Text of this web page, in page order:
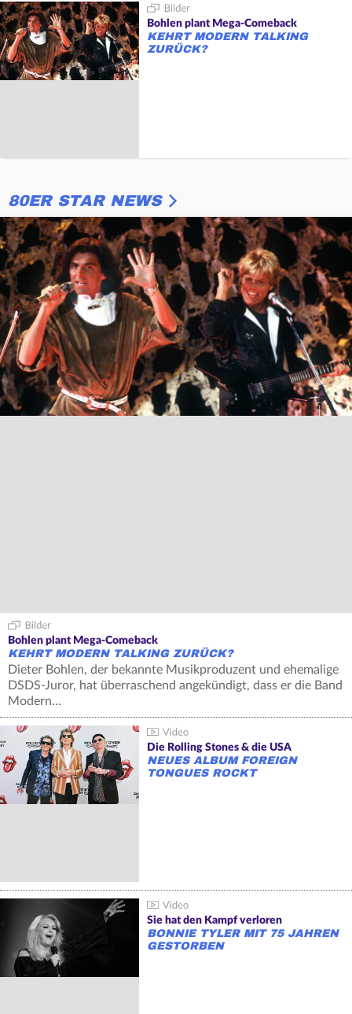
Bohlen plant Mega-Comeback
KEHRT MODERN TALKING
ZURÜCK?
80ER STAR NEWS
Bohlen plant Mega-Comeback
KEHRT MODERN TALKING ZURÜCK?
Dieter Bohlen, der bekannte Musikproduzent und ehemalige
DSDS-Juror, hat überraschend angekündigt, dass er die Band
Modern…
Die Rolling Stones & die USA
NEUES ALBUM FOREIGN
TONGUES ROCKT
Sie hat den Kampf verloren
BONNIE TYLER MIT 75 JAHREN
GESTORBEN